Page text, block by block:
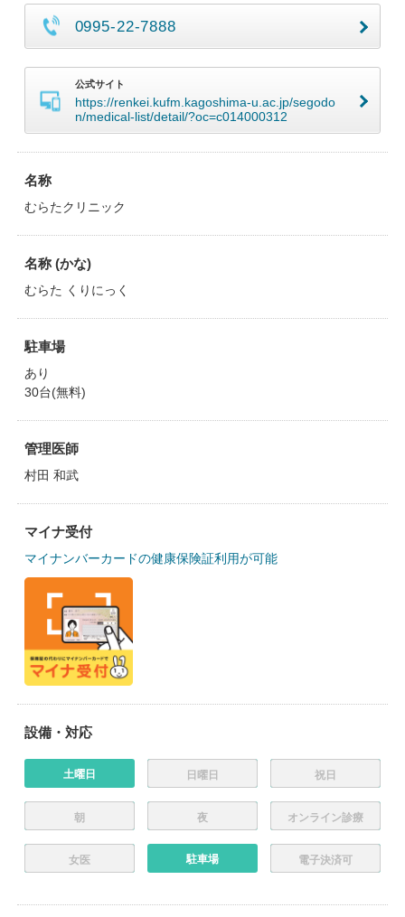
0995-22-7888
公式サイト
https://renkei.kufm.kagoshima-u.ac.jp/segodo
n/medical-list/detail/?oc=c014000312
名称
むらたクリニック
名称 (かな)
むらた くりにっく
駐車場
あり
30台(無料)
管理医師
村田 和武
マイナ受付
マイナンバーカードの健康保険証利用が可能
設備・対応
土曜日 日曜日 祝日
朝 夜 オンライン診療
女医 駐車場 電子決済可